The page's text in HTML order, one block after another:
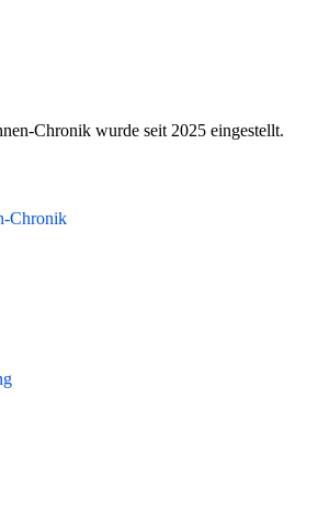
Chronik wurde seit 2025 eingestellt.
Chronik